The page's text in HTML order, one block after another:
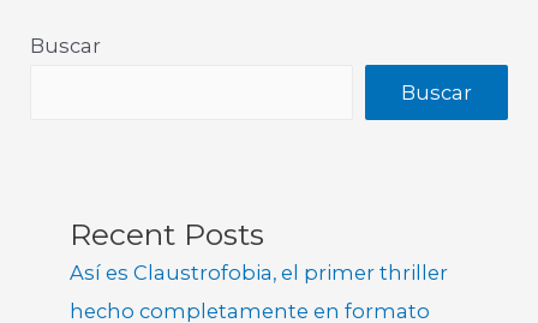
Buscar
Buscar
Recent Posts
Así es Claustrofobia, el primer thriller
hecho completamente en formato